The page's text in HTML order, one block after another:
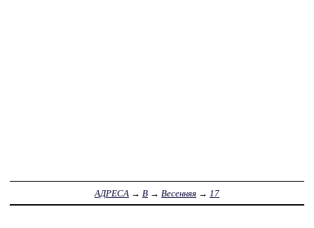
АДРЕСА → В → Весенняя → 17